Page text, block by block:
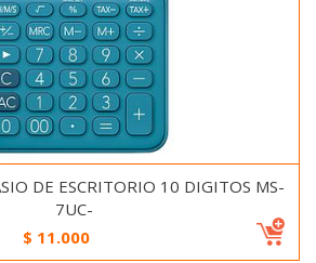
DE ESCRITORIO 10 DIGITOS MS-
7UC-
$ 11.000